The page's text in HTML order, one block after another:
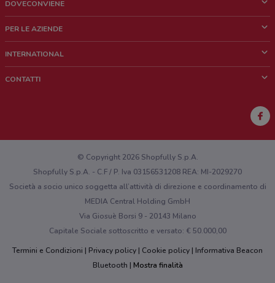
DOVECONVIENE
Chi siamo
Lavora con noi
PER LE AZIENDE
Richieste commerciali e marketing
INTERNATIONAL
CONTATTI
Hai un malfunzionamento sul web o sull'app?
© Copyright 2026 Shopfully S.p.A.
Shopfully S.p.A. - C.F / P. Iva 03156531208 REA: MI-2029270
Società a socio unico soggetta all’attività di direzione e coordinamento di
MEDIA Central Holding GmbH
Via Giosuè Borsi 9 - 20143 Milano
Capitale Sociale sottoscritto e versato: € 50.000,00
Termini e Condizioni
Privacy policy Cookie policy
Informativa Beacon
Bluetooth
Mostra finalità